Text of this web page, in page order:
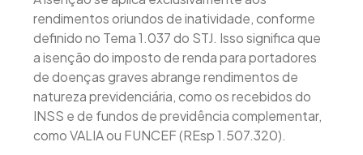
rendimentos oriundos de inatividade, conforme
definido no Tema 1.037 do STJ. Isso significa que
a isenção do imposto de renda para portadores
de doenças graves abrange rendimentos de
natureza previdenciária, como os recebidos do
INSS e de fundos de previdência complementar,
como VALIA ou FUNCEF (REsp 1.507.320).